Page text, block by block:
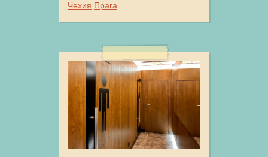
Чехия Прага